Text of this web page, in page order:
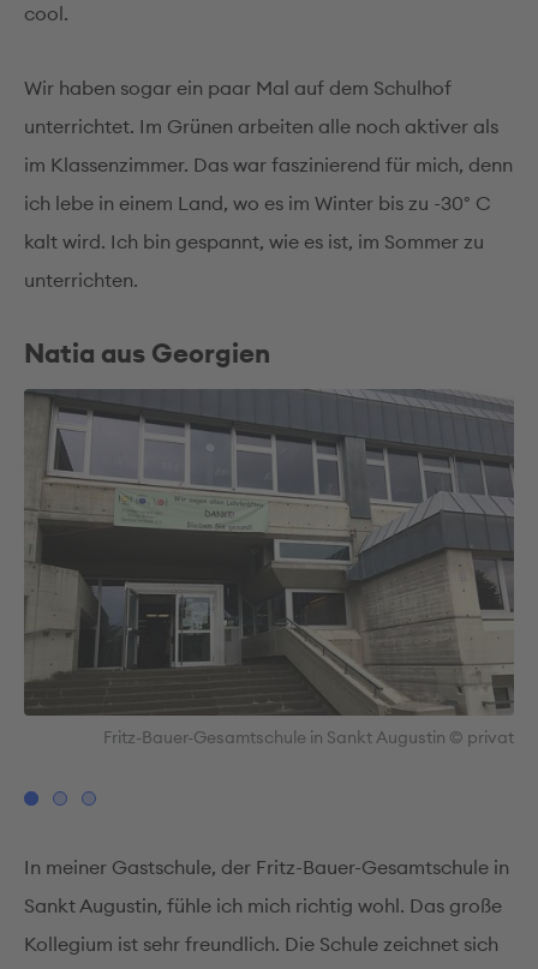
cool.
Wir haben sogar ein paar Mal auf dem Schulhof
unterrichtet. Im Grünen arbeiten alle noch aktiver als
im Klassenzimmer. Das war faszinierend für mich, denn
ich lebe in einem Land, wo es im Winter bis zu -30° C
kalt wird. Ich bin gespannt, wie es ist, im Sommer zu
unterrichten.
Natia aus Georgien
Fritz-Bauer-Gesamtschule in Sankt Augustin © privat
In meiner Gastschule, der Fritz-Bauer-Gesamtschule in
Sankt Augustin, fühle ich mich richtig wohl. Das große
Kollegium ist sehr freundlich. Die Schule zeichnet sich